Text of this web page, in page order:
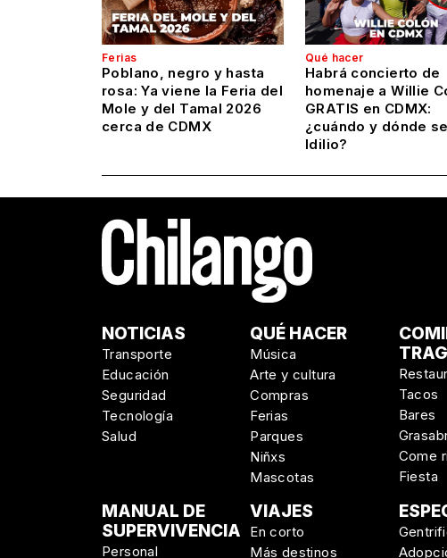
Ferias
Poblano, negro y hasta
rosa: Ya viene la Feria del
Mole y del Tamal 2026
cerca de CDMX
Qué hacer
Habrá concierto de
homenaje a Willie
GRATIS en CDMX:
¿cuándo y dónde
Idilio?
NOTICIAS
Transporte
Educación
Seguridad
Tecnología
Salud
QUÉ HACER
Música
Arte y cultura
Compras
Ferias
Parques
Niñxs
Mascotas
Tacos
Bares
Come
Fiesta
MANUAL DE
SUPERVIVENCIA
Personal
VIAJES
En corto
Más destinos